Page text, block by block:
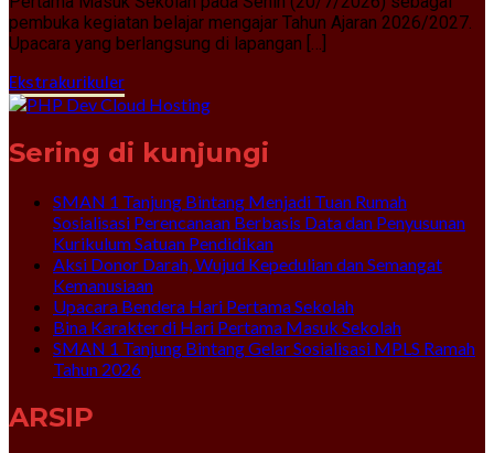
pembuka kegiatan belajar mengajar Tahun Ajaran 2026/2027.
Upacara yang berlangsung di lapangan […]
Ekstrakurikuler
Sering di kunjungi
SMAN 1 Tanjung Bintang Menjadi Tuan Rumah
Sosialisasi Perencanaan Berbasis Data dan Penyusunan
Kurikulum Satuan Pendidikan
Aksi Donor Darah, Wujud Kepedulian dan Semangat
Kemanusiaan
Upacara Bendera Hari Pertama Sekolah
Bina Karakter di Hari Pertama Masuk Sekolah
SMAN 1 Tanjung Bintang Gelar Sosialisasi MPLS Ramah
Tahun 2026
ARSIP